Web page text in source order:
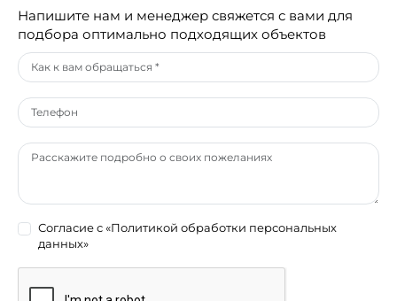
Напишите нам и менеджер свяжется с вами для
подбора оптимально подходящих объектов
Согласие с«Политикой обработки персональных
данных»